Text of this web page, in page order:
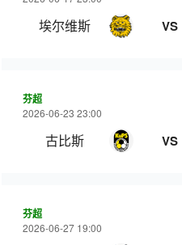
埃尔维斯 VS
芬超
2026-06-23 23:00
古比斯 VS
芬超
2026-06-27 19:00